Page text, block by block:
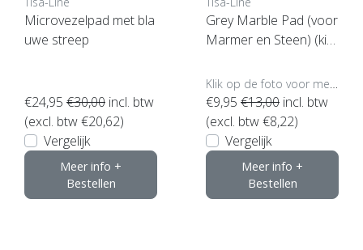
Microvezelpad met bla
uwe streep
€24,95 €30,00 incl. btw
(excl. btw €20,62)
Vergelijk
Meer info +
Bestellen
Grey Marble Pad (voor
Marmer en Steen) (kie
€9,95 €13,00 incl. btw
(excl. btw €8,22)
Vergelijk
Meer info +
Bestellen